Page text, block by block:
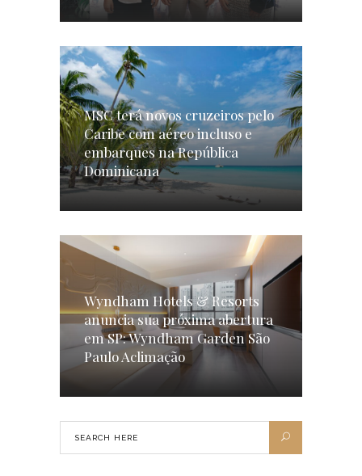
MSC terá novos cruzeiros pelo
Caribe com aéreo incluso e
embarques na República
Dominicana
Wyndham Hotels & Resorts
anuncia sua próxima abertura
em SP: Wyndham Garden São
Paulo Aclimação